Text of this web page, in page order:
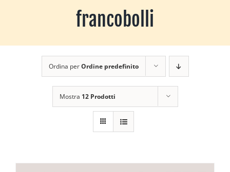
francobolli
Ordina perOrdine predefinito
Mostra 12 Prodotti